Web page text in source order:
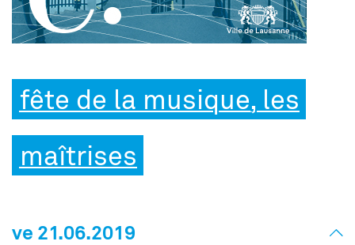
fête de la musique, les
maîtrises
ve 21.06.2019